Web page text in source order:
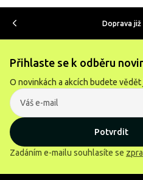
Doprava již
Přihlaste se k odběru
O novinkách a akcích budete vědět
Potvrdit
Zadáním e-mailu souhlasíte se